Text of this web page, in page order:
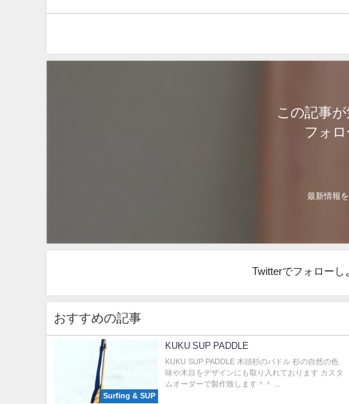
この記事
フォロ
最新情報
Twitterでフォローし
おすすめの記事
Surfing & SUP
KUKU SUP PADDLE
KUKU SUP PADDLE 木頭杉のパドル 杉の自然の色
味や木目をデザインにも取り入れております カスタ
ムオーダーで製作致します＾＾ ...